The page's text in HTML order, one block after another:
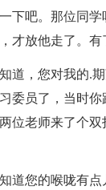
下吧。那位同
才放他走了。有
，您对我的.期
委员了，当时
位老师来了个
您的喉咙有点